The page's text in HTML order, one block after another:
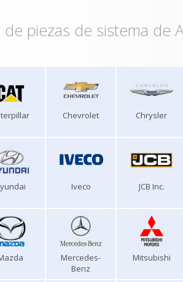
de piezas de sistema de
Chevrolet Chrysler
Iveco JCB Inc.
Mercedes-
Benz
Mitsubishi